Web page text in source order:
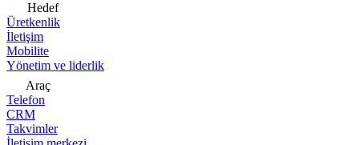
Hedef
Üretkenlik
İletişim
Mobilite
Yönetim ve liderlik
Araç
Telefon
CRM
Takvimler